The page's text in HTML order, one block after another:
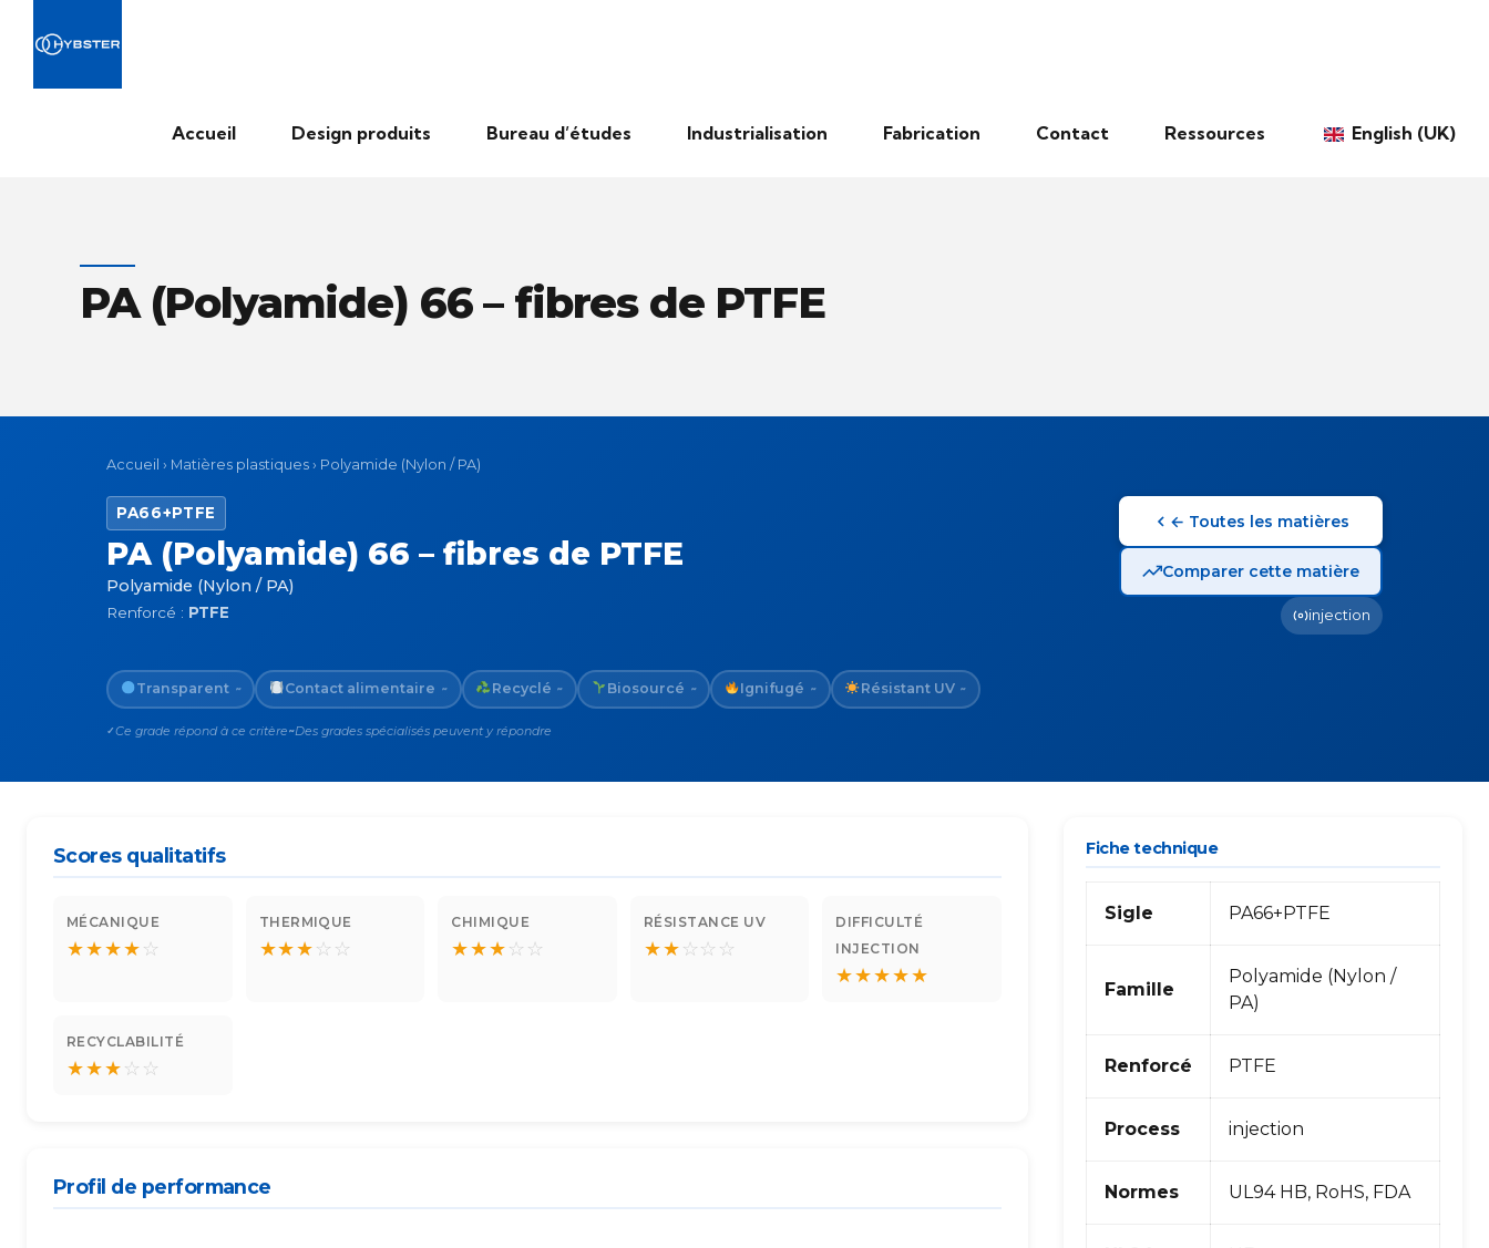
Accueil Design produits Bureau d’études Industrialisation Fabrication Contact Ressources English (UK)
PA (Polyamide) 66 – fibres de PTFE
Accueil › Matières plastiques › Polyamide (Nylon / PA)
PA66+PTFE
PA (Polyamide) 66 – fibres de PTFE
Polyamide (Nylon / PA)
Renforcé : PTFE
← Toutes les matières
Comparer cette matière
injection
Transparent ~ Contact alimentaire ~ Recyclé ~ Biosourcé ~ Ignifugé ~ Résistant UV ~
✓ Ce grade répond à ce critère ~Des grades spécialisés peuvent y répondre
Scores qualitatifs
MÉCANIQUE
★★★★☆
THERMIQUE
★★★☆ ☆
CHIMIQUE
★★★☆ ☆
RÉSISTANCE UV
★★☆☆ ☆
DIFFICULTÉ
INJECTION
★★★★★
RECYCLABILITÉ
★★★☆ ☆
Profil de performance
Fiche technique
Sigle PA66+PTFE
Famille
Polyamide (Nylon /
PA)
Renforcé PTFE
Process injection
Normes UL94 HB, RoHS, FDA